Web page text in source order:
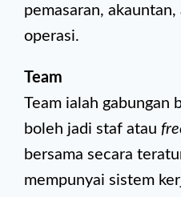
pemasaran,
operasi.
Team
Team ialah gabungan
boleh jadi staf atau
bersama secara
mempunyai sistem